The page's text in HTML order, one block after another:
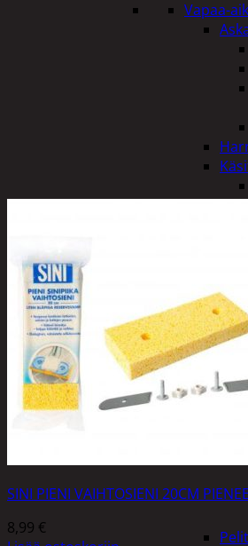
Vapaa-
Pelit
SINI PIENI VAIHTOSIENI 20CM
8,99 €